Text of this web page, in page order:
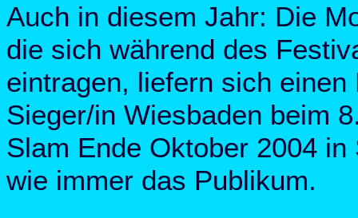
Auch in diesem Jahr: Die
die sich während des
eintragen, liefern sich
Sieger/in Wiesbaden beim
Slam Ende Oktober 2004
wie immer das Publikum.